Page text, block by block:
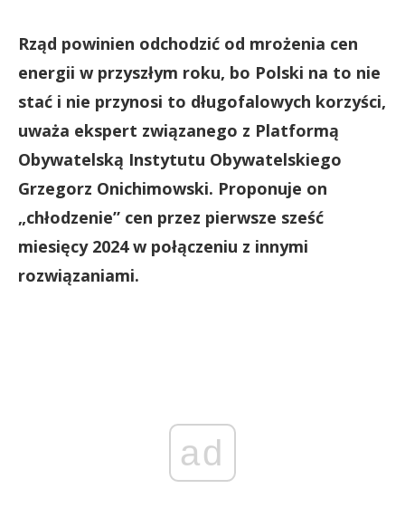
Rząd powinien odchodzić od mrożenia cen
energii w przyszłym roku, bo Polski na to nie
stać i nie przynosi to długofalowych korzyści,
uważa ekspert związanego z Platformą
Obywatelską Instytutu Obywatelskiego
Grzegorz Onichimowski. Proponuje on
„chłodzenie” cen przez pierwsze sześć
miesięcy 2024 w połączeniu z innymi
rozwiązaniami.
ad